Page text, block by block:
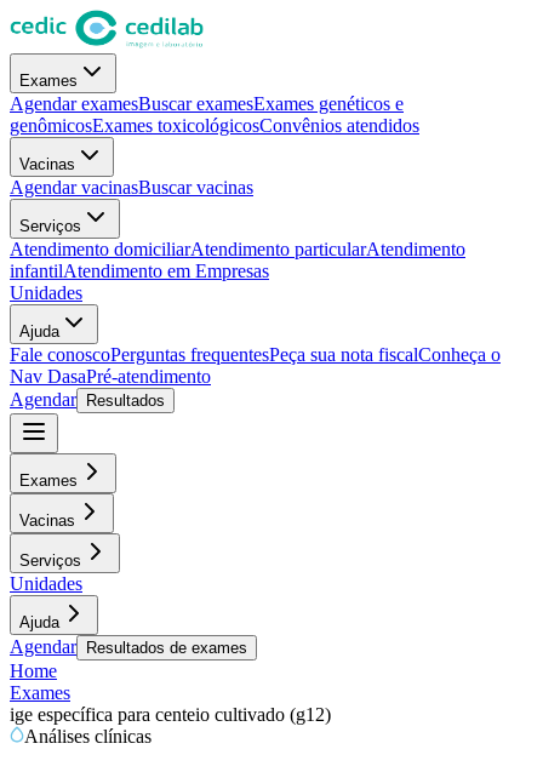
Exames
Agendar examesBuscar examesExames genéticos e
genômicosExames toxicológicosConvênios atendidos
Vacinas
Agendar vacinasBuscar vacinas
Serviços
Atendimento domiciliarAtendimento particularAtendimento
infantilAtendimento em Empresas
Unidades
Ajuda
Fale conoscoPerguntas frequentesPeça sua nota fiscalConheça o
Nav DasaPré-atendimento
Agendar
Resultados
Exames
Vacinas
Serviços
Unidades
Ajuda
Agendar Resultados de exames
Home
Exames
ige específica para centeio cultivado (g12)
Análises clínicas